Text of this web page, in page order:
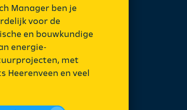
Manager ben je
voor de
en bouwkundige
energie-
met
Heerenveen en veel